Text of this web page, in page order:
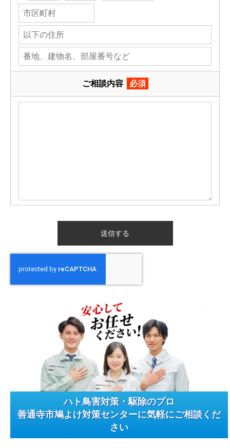
ご相談内容 必須
ハト鳥害対策・駆除のプロ
善通寺市鳩よけ対策センターに気軽にご相談くだ
さい